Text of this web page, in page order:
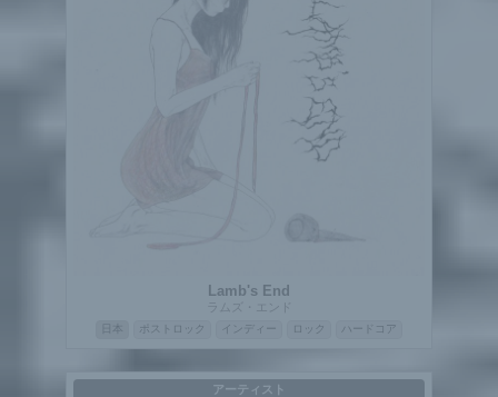
Lamb's End
ラムズ・エンド
ポストロック インディー ロック ハードコア
アーティスト